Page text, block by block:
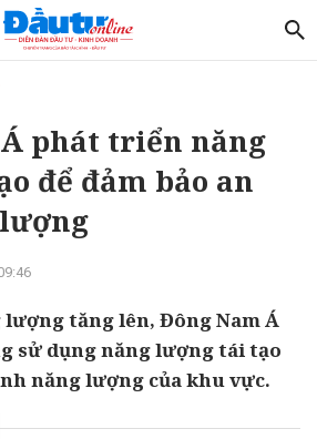
phát triển năng
để đảm bảo an
lượng tăng lên, Đông Nam Á
sử dụng năng lượng tái tạo
năng lượng của khu vực.